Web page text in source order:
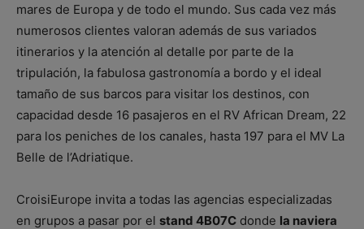
mares de Europa y de todo el mundo. Sus cada vez más
numerosos clientes valoran además de sus variados
itinerarios y la atención al detalle por parte de la
tripulación, la fabulosa gastronomía a bordo y el ideal
tamaño de sus barcos para visitar los destinos, con
capacidad desde 16 pasajeros en el RV African Dream, 22
para los peniches de los canales, hasta 197 para el MV La
Belle de l’Adriatique.
CroisiEurope invita a todas las agencias especializadas
en grupos a pasar por el stand 4B07C donde la naviera